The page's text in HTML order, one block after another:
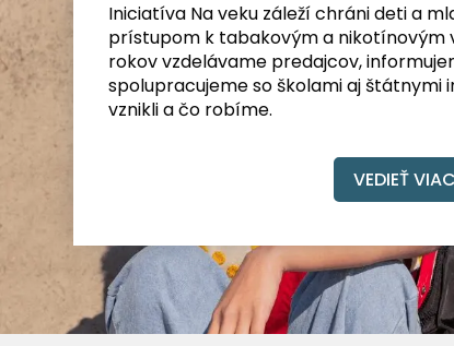
Iniciatíva Na veku záleží chráni deti a
prístupom k tabakovým a nikotínovým
rokov vzdelávame predajcov,
spolupracujeme so školami aj štátnymi
vznikli a čo robíme.
VEDIEŤ VIAC